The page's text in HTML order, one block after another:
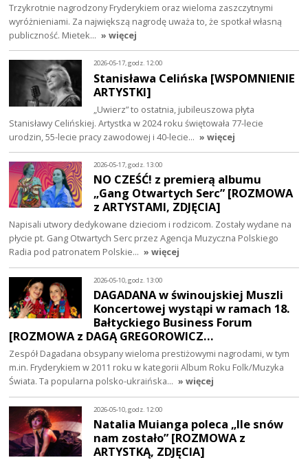
Trzykrotnie nagrodzony Fryderykiem oraz wieloma zaszczytnymi
wyróżnieniami. Za największą nagrodę uważa to, że spotkał własną
publiczność. Mietek… » więcej
2026-05-17, godz. 12:00
Stanisława Celińska [WSPOMNIENIE
ARTYSTKI]
„Uwierz” to ostatnia, jubileuszowa płyta
Stanisławy Celińskiej. Artystka w 2024 roku świętowała 77-lecie
urodzin, 55-lecie pracy zawodowej i 40-lecie… » więcej
2026-05-17, godz. 13:00
NO CZEŚĆ! z premierą albumu
„Gang Otwartych Serc” [ROZMOWA
z ARTYSTAMI, ZDJĘCIA]
Napisali utwory dedykowane dzieciom i rodzicom. Zostały wydane na
płycie pt. Gang Otwartych Serc przez Agencja Muzyczna Polskiego
Radia pod patronatem Polskie… » więcej
2026-05-10, godz. 13:00
DAGADANA w świnoujskiej Muszli
Koncertowej wystąpi w ramach 18.
Bałtyckiego Business Forum
[ROZMOWA z DAGĄ GREGOROWICZ…
Zespół Dagadana obsypany wieloma prestiżowymi nagrodami, w tym
m.in. Fryderykiem w 2011 roku w kategorii Album Roku Folk/Muzyka
Świata. Ta popularna polsko-ukraińska… » więcej
2026-05-10, godz. 12:00
Natalia Muianga poleca „Ile snów
nam zostało” [ROZMOWA z
ARTYSTKĄ, ZDJĘCIA]